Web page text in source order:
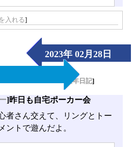
入れる]
2023年 02月28日
（Tue）
長年日記]
]昨日も自宅ポーカー会
者さん交えて、リングとトー
ントで遊んだよ。